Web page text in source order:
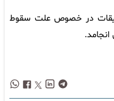
در خصوص علت سقوط